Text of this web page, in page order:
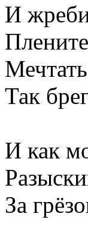
И
Так
И как
За